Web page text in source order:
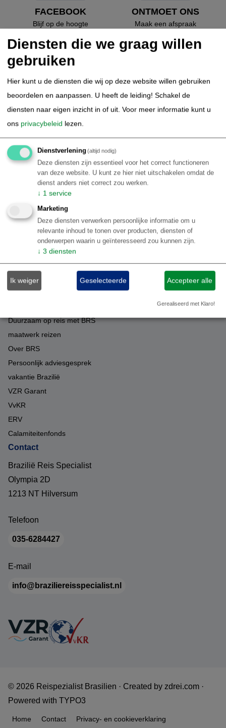
FACEBOOK
Blijf op de hoogte
ONTMOET ONS
Maak een afspraak
Thematisch Brazilië
Duiken & Snorkelen in Brazilie
Kitesurfen in Brazilie
Surfen in Brazilie
Amazone Cruise Brazilie
Autorondreis Brazilie
Avontuurlijk Brazilie
Bird Watching Brazilie
wildlife in Brazilie
Stedentrip Brazilie
Luxe arrangementen Brazilie
Retreat Brazilie
Familie rondreis Brazilië
Informatie per Braziliaanse bestemming
Top 10 Brazilië reiservaringen
Klantenbeoordelingen BRS
Reisblog Brazilië
Reisinformatie
Duurzaam op reis met BRS
maatwerk reizen
Over BRS
Persoonlijk adviesgesprek
vakantie Brazilië
VZR Garant
VvKR
ERV
Calamiteitenfonds
Contact
Brazilië Reis Specialist
Olympia 2D
1213 NT Hilversum
Telefoon
035-6284427
E-mail
info@braziliereisspecialist.nl
© 2026 Reispezialist Brasilien · Created by zdrei.com ·
Powered with TYPO3
Home Contact Privacy- en cookieverklaring
Diensten die we graag willen
gebruiken
Hier kunt u de diensten die wij op deze website willen gebruiken
beoordelen en aanpassen. U heeft de leiding! Schakel de
diensten naar eigen inzicht in of uit. Voor meer informatie kunt u
ons privacybeleid lezen.
Dienstverlening(altijd nodig)
Deze diensten zijn essentieel voor het correct functioneren
van deze website. U kunt ze hier niet uitschakelen omdat de
dienst anders niet correct zou werken.
↓ 1 service
Marketing
Deze diensten verwerken persoonlijke informatie om u
relevante inhoud te tonen over producten, diensten of
onderwerpen waarin u geïnteresseerd zou kunnen zijn.
↓ 3 diensten
Ik weiger Geselecteerde Accepteer alle
Gerealiseerd met Klaro!